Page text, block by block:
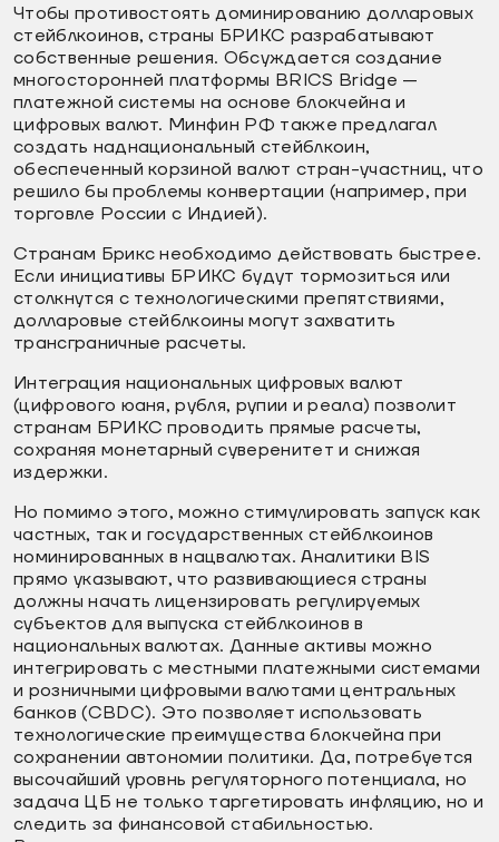
Чтобы противостоять доминированию долларовых
стейблкоинов, страны БРИКС разрабатывают
собственные решения. Обсуждается создание
многосторонней платформы BRICS Bridge —
платежной системы на основе блокчейна и
цифровых валют. Минфин РФ также предлагал
создать наднациональный стейблкоин,
обеспеченный корзиной валют стран-участниц, что
решило бы проблемы конвертации (например, при
торговле России с Индией).
Странам Брикс необходимо действовать быстрее.
Если инициативы БРИКС будут тормозиться или
столкнутся с технологическими препятствиями,
долларовые стейблкоины могут захватить
трансграничные расчеты.
Интеграция национальных цифровых валют
(цифрового юаня, рубля, рупии и реала) позволит
странам БРИКС проводить прямые расчеты,
сохраняя монетарный суверенитет и снижая
издержки.
Но помимо этого, можно стимулировать запуск как
частных, так и государственных стейблкоинов
номинированных в нацвалютах. Аналитики BIS
прямо указывают, что развивающиеся страны
должны начать лицензировать регулируемых
субъектов для выпуска стейблкоинов в
национальных валютах. Данные активы можно
интегрировать с местными платежными системами
и розничными цифровыми валютами центральных
банков (CBDC). Это позволяет использовать
технологические преимущества блокчейна при
сохранении автономии политики. Да, потребуется
высочайший уровнь регуляторного потенциала, но
задача ЦБ не только таргетировать инфляцию, но и
следить за финансовой стабильностью.